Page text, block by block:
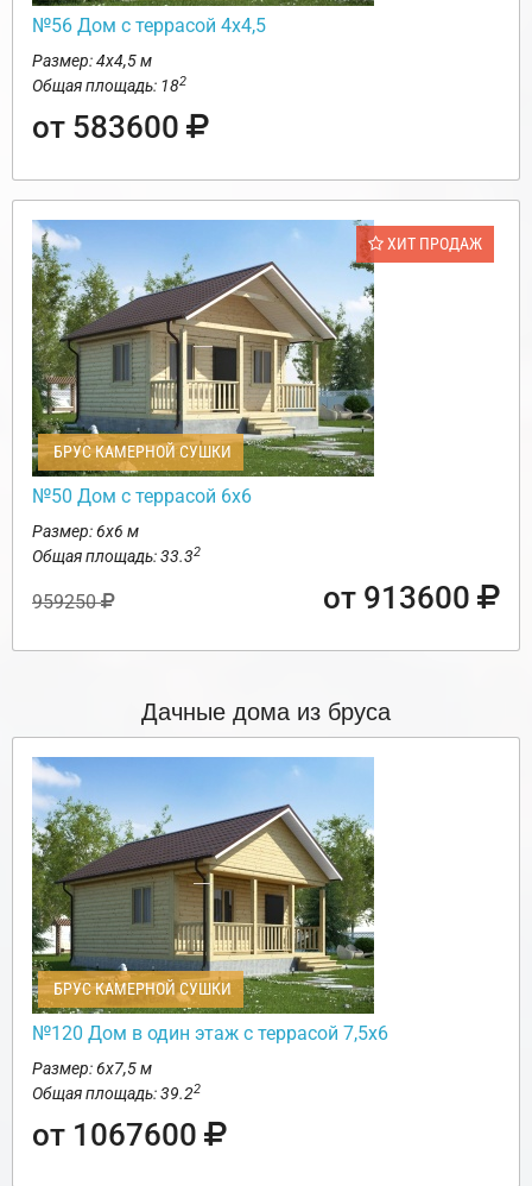
№56 Дом с террасой 4х4,5
Размер: 4х4,5 м
Общая площадь: 182
от 583600
ХИТ ПРОДАЖ
БРУС КАМЕРНОЙ СУШКИ
№50 Дом с террасой 6х6
Размер: 6х6 м
Общая площадь: 33.32
959250 от 913600
Дачные дома из бруса
БРУС КАМЕРНОЙ СУШКИ
№120 Дом в один этаж с террасой 7,5х6
Размер: 6х7,5 м
Общая площадь: 39.22
от 1067600